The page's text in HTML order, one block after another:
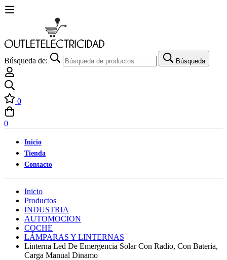
Búsqueda de: Búsqueda
0
0
Inicio
Tienda
Contacto
Inicio
Productos
INDUSTRIA
AUTOMOCION
COCHE
LÁMPARAS Y LINTERNAS
Linterna Led De Emergencia Solar Con Radio, Con Bateria,
Carga Manual Dinamo